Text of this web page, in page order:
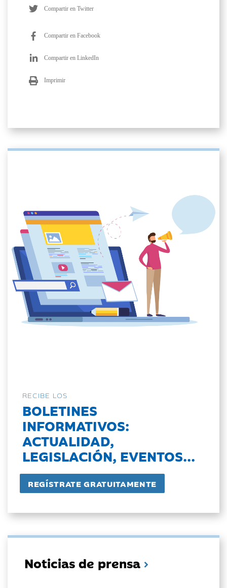
Compartir en Twitter
Compartir en Facebook
Compartir en LinkedIn
Imprimir
RECIBE LOS
BOLETINES
INFORMATIVOS:
ACTUALIDAD,
LEGISLACIÓN, EVENTOS...
Noticias de prensa